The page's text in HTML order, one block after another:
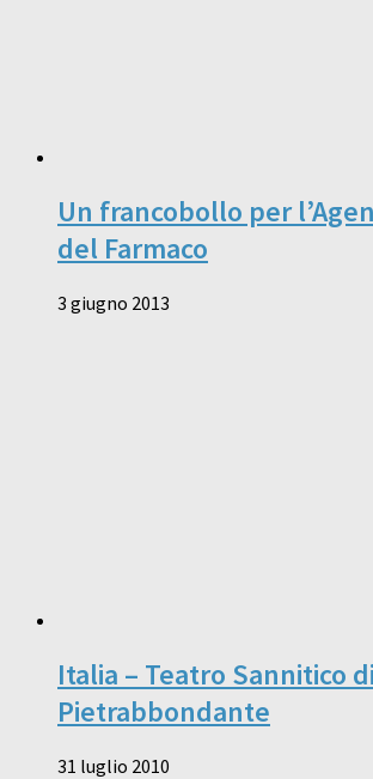
Un francobollo per
del Farmaco
3 giugno 2013
Italia – Teatro Sannitico di
Pietrabbondante
31 luglio 2010